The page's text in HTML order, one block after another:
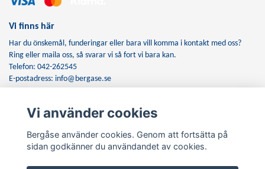
Vi finns här
Har du önskemål, funderingar eller bara vill komma i kontakt med oss?
Ring eller maila oss, så svarar vi så fort vi bara kan.
Telefon: 042-262545
E-postadress: info@bergase.se
Anmäl dig till vårt nyhetsbrev
Prenumerera
Vi använder cookies
Bergåse använder cookies. Genom att fortsätta på
sidan godkänner du användandet av cookies.